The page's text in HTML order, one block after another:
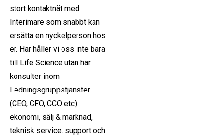
stort kontaktnät med
Interimare som snabbt kan
ersätta en nyckelperson hos
er. Här håller vi oss inte bara
till Life Science utan har
konsulter inom
Ledningsgruppstjänster
(CEO, CFO, CCO etc)
ekonomi, sälj & marknad,
teknisk service, support och